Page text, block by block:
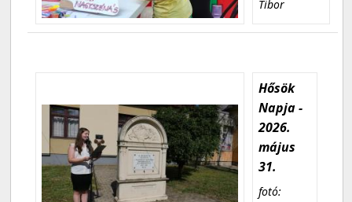
Tibor
Hősök
Napja -
2026.
május
31.
fotó: